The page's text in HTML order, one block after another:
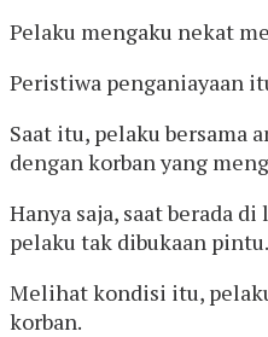
Pelaku mengaku nekat
Peristiwa penganiayaan
Saat itu, pelaku bersama
dengan korban yang
Hanya saja, saat berada
pelaku tak dibukaan
Melihat kondisi itu,
korban.